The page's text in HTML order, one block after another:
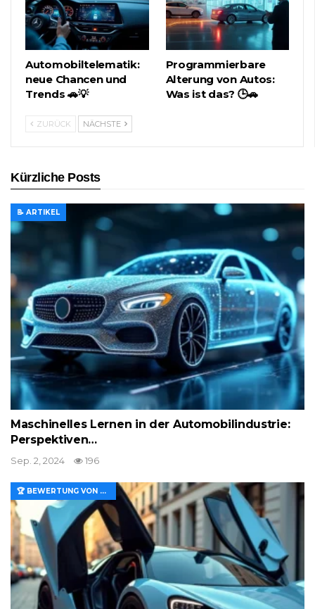
Automobiltelematik:
neue Chancen und
Trends 🚗💡
Programmierbare
Alterung von Autos:
Was ist das? 🕒🚗
ZURÜCK NÄCHSTE
Kürzliche Posts
📝 ARTIKEL
Maschinelles Lernen in der Automobilindustrie:
Perspektiven…
Sep. 2, 2024 196
🏆 BEWERTUNG VON MERKMALEN UND WERT